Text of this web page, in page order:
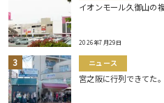
イオンモール久御山の
2026年7月29日
ニュース
宮之阪に行列できてた